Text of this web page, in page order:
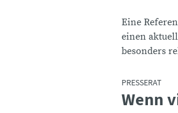
Eine
einen
besonders
PRESSERAT
:Wenn